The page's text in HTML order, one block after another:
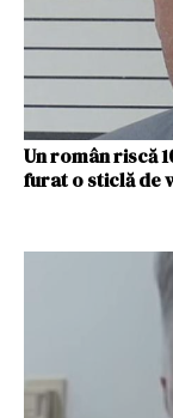
Un român riscă
furat o sticlă de